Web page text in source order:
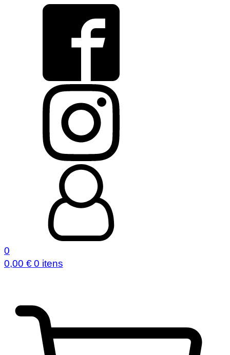
0
0,00 € 0 itens